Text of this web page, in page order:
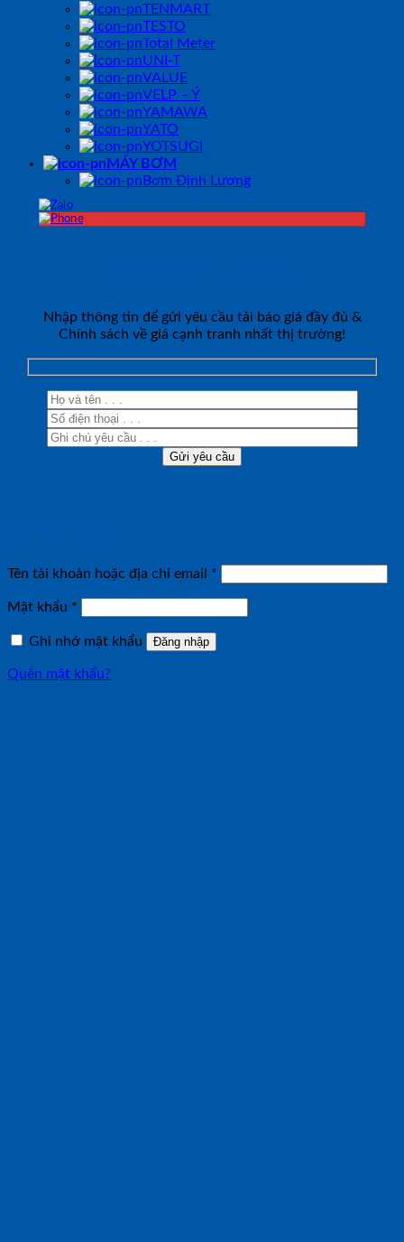
TENMART
TESTO
Total Meter
UNI-T
VALUE
VELP – Ý
YAMAWA
YATO
YOTSUGI
MÁY BƠM
Bơm Định Lượng
Nhập thông tin để gửi yêu cầu tải báo giá đầy đủ &
Chính sách về giá cạnh tranh nhất thị trường!
Tên tài khoản hoặc địa chỉ email *
Mật khẩu *
Ghi nhớ mật khẩu
Đăng nhập
Quên mật khẩu?